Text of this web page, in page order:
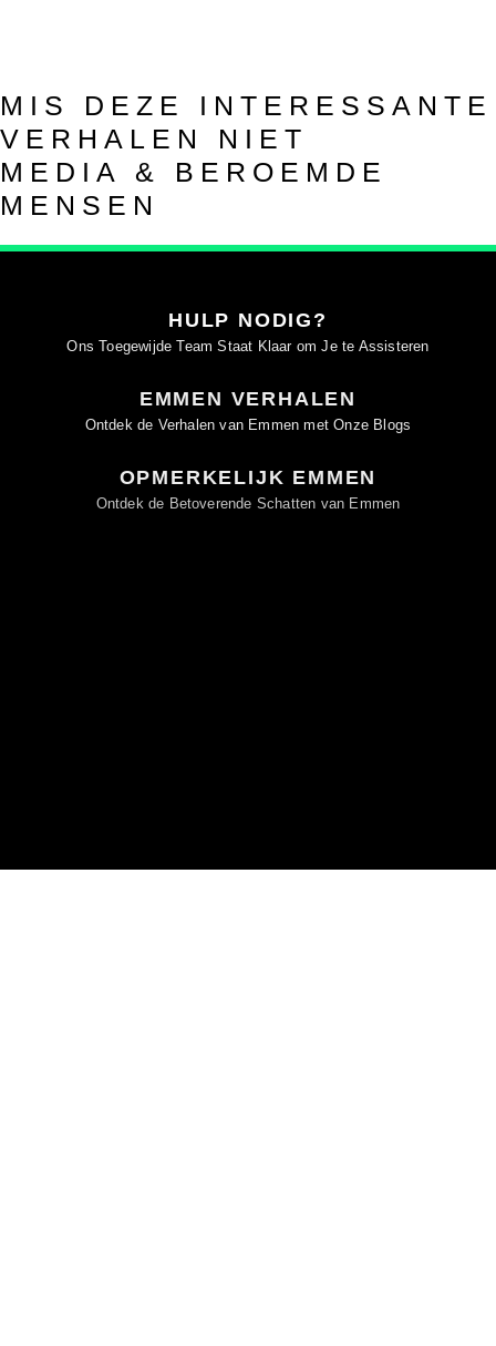
MIS DEZE INTERESSANTE
VERHALEN NIET
MEDIA & BEROEMDE
MENSEN
HULP NODIG?
Ons Toegewijde Team Staat Klaar om Je te Assisteren
EMMEN VERHALEN
Ontdek de Verhalen van Emmen met Onze Blogs
OPMERKELIJK EMMEN
Ontdek de Betoverende Schatten van Emmen